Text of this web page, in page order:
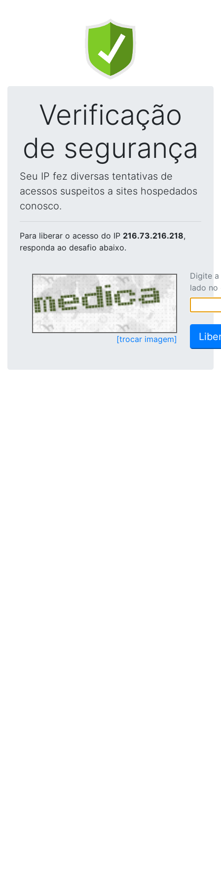
Verificação
de segurança
Seu IP fez diversas tentativas de
acessos suspeitos a sites hospedados
conosco.
Para liberar o acesso do IP 216.73.216.218,
responda ao desafio abaixo.
[trocar imagem]
Digite
lado no